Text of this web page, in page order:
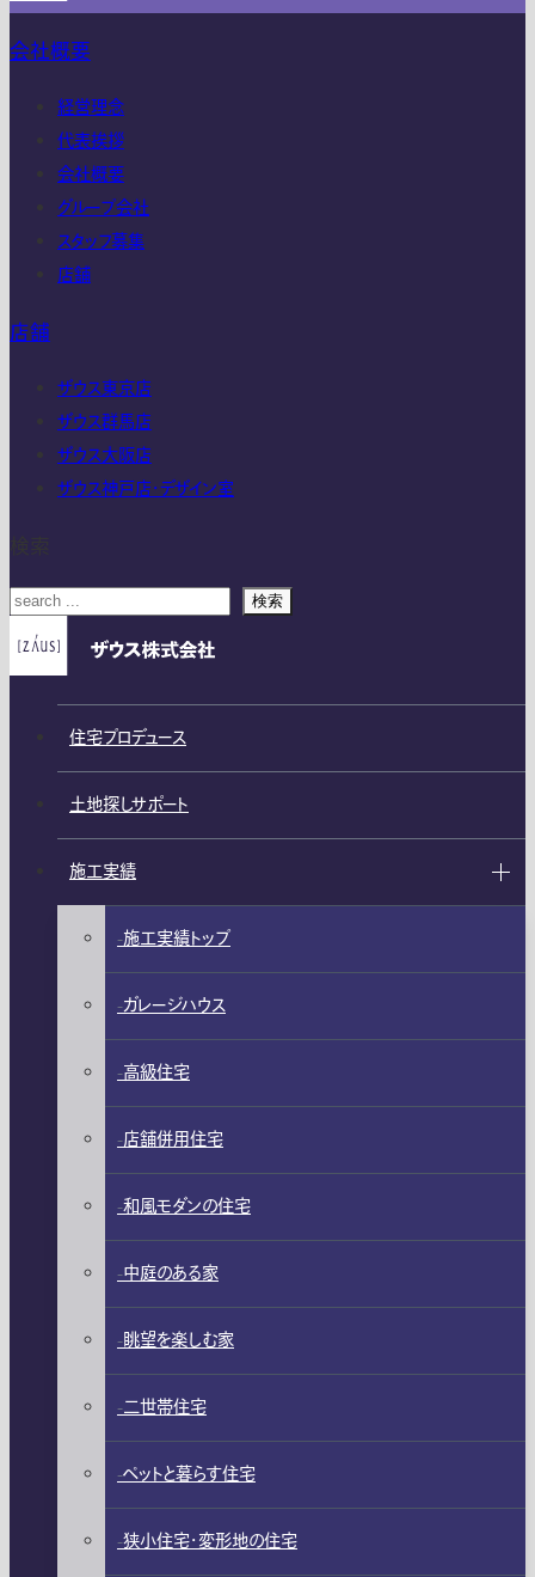
会社概要
経営理念
代表挨拶
会社概要
グループ会社
スタッフ募集
店舗
店舗
ザウス東京店
ザウス群馬店
ザウス大阪店
ザウス神戸店・デザイン室
検索
住宅プロデュース
土地探しサポート
施工実績
施工実績トップ
ガレージハウス
高級住宅
店舗併用住宅
和風モダンの住宅
中庭のある家
眺望を楽しむ家
二世帯住宅
ペットと暮らす住宅
狭小住宅・変形地の住宅